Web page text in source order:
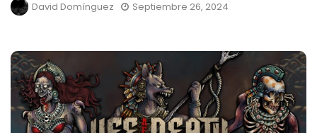
David Domínguez Septiembre 26, 2024